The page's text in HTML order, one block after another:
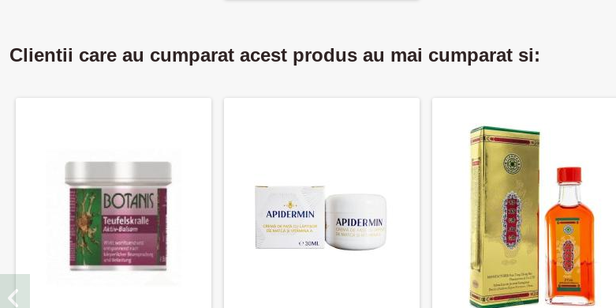
Clientii care au cumparat acest produs au mai cumparat si: